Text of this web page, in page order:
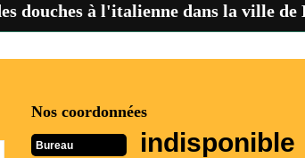
douches à l'italienne dans la ville
Nos coordonnées
Bureau indisponible